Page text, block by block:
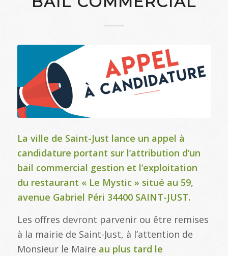
La ville de Saint-Just lance un appel à
candidature portant sur l’attribution d’un
bail commercial gestion et l’exploitation
du restaurant « Le Mystic » situé au 59,
avenue Gabriel Péri 34400 SAINT-JUST.
Les offres devront parvenir ou être remises
à la mairie de Saint-Just, à l’attention de
Monsieur le Maire au plus tard le